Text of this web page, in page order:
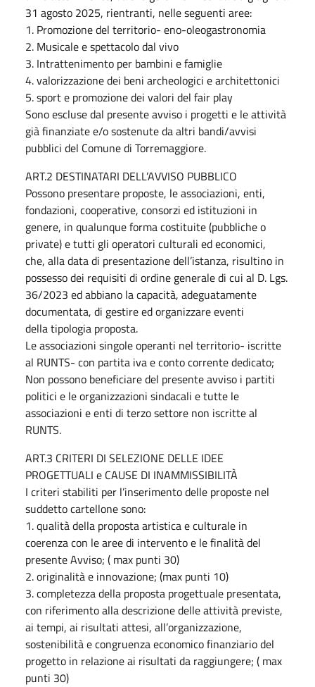
31 agosto 2025, rientranti, nelle seguenti aree:
1. Promozione del territorio- eno-oleogastronomia
2. Musicale e spettacolo dal vivo
3. Intrattenimento per bambini e famiglie
4. valorizzazione dei beni archeologici e architettonici
5. sport e promozione dei valori del fair play
Sono escluse dal presente avviso i progetti e le attività
già finanziate e/o sostenute da altri bandi/avvisi
pubblici del Comune di Torremaggiore.
ART.2 DESTINATARI DELL’AVVISO PUBBLICO
Possono presentare proposte, le associazioni, enti,
fondazioni, cooperative, consorzi ed istituzioni in
genere, in qualunque forma costituite (pubbliche o
private) e tutti gli operatori culturali ed economici,
che, alla data di presentazione dell’istanza, risultino in
possesso dei requisiti di ordine generale di cui al D. Lgs.
36/2023 ed abbiano la capacità, adeguatamente
documentata, di gestire ed organizzare eventi
della tipologia proposta.
Le associazioni singole operanti nel territorio- iscritte
al RUNTS- con partita iva e conto corrente dedicato;
Non possono beneficiare del presente avviso i partiti
politici e le organizzazioni sindacali e tutte le
associazioni e enti di terzo settore non iscritte al
RUNTS.
ART.3 CRITERI DI SELEZIONE DELLE IDEE
PROGETTUALI e CAUSE DI INAMMISSIBILITÀ
I criteri stabiliti per l’inserimento delle proposte nel
suddetto cartellone sono:
1. qualità della proposta artistica e culturale in
coerenza con le aree di intervento e le finalità del
presente Avviso; ( max punti 30)
2. originalità e innovazione; (max punti 10)
3. completezza della proposta progettuale presentata,
con riferimento alla descrizione delle attività previste,
ai tempi, ai risultati attesi, all’organizzazione,
sostenibilità e congruenza economico finanziario del
progetto in relazione ai risultati da raggiungere; ( max
punti 30)